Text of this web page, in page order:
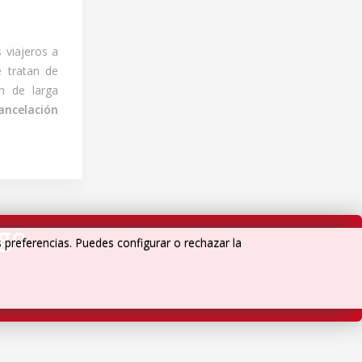
viajeros a
tratan de
de larga
Puedes configurar o rechazar la